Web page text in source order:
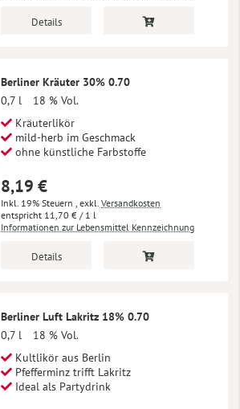
Details
Berliner Kräuter 30% 0.70
0,7 l
18 % Vol.
Kräuterlikör
mild-herb im Geschmack
ohne künstliche Farbstoffe
8,19 €
Inkl. 19% Steuern , exkl. Versandkosten
11,70 € / 1 l
Informationen zur Lebensmittel Kennzeichnung
Details
Berliner Luft Lakritz 18% 0.70
0,7 l
18 % Vol.
Kultlikör aus Berlin
Pfefferminz trifft Lakritz
Ideal als Partydrink